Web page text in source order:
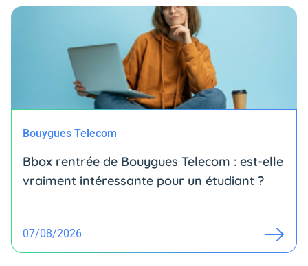
Bouygues Telecom
Bbox rentrée de Bouygues Telecom : est-elle
vraiment intéressante pour un étudiant ?
07/08/2026